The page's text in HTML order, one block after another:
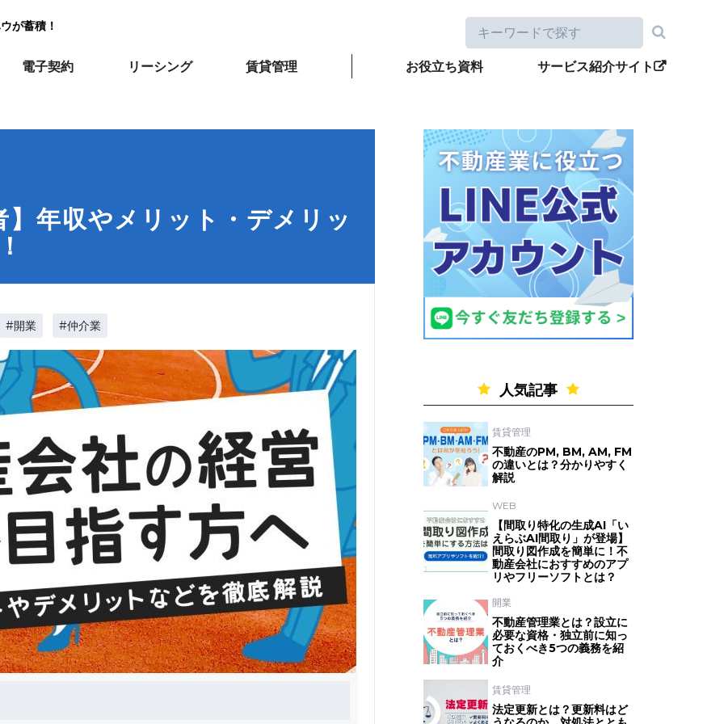
が蓄積！
電子契約 リーシング 賃貸管理 お役立ち資料 サービス紹介サイト
年収やメリット・デメリッ
#開業 #仲介業
人気記事
賃貸管理
不動産のPM, BM, AM, FM
の違いとは？分かりやすく
解説
WEB
【間取り特化の生成AI「い
えらぶAI間取り」が登場】
間取り図作成を簡単に！不
動産会社におすすめのアプ
リやフリーソフトとは？
開業
不動産管理業とは？設立に
必要な資格・独立前に知っ
ておくべき5つの義務を紹
介
賃貸管理
法定更新とは？更新料はど